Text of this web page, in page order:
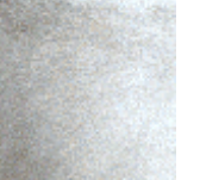
をフォロー
ドする